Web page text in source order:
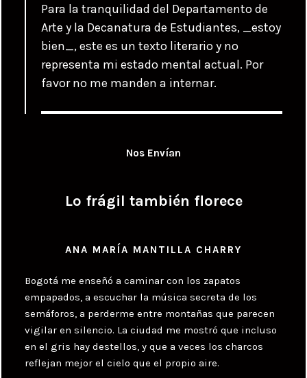
Para la tranquilidad del Departamento de
Arte y la Decanatura de Estudiantes, _estoy
bien_, este es un texto literario y no
representa mi estado mental actual. Por
favor no me manden a internar.
Nos Envían
Lo frágil también florece
ANA MARÍA MANTILLA CHARRY
Bogotá me enseñó a caminar con los zapatos
empapados, a escuchar la música secreta de los
semáforos, a perderme entre montañas que parecen
vigilar en silencio. La ciudad me mostró que incluso
en el gris hay destellos, y que a veces los charcos
reflejan mejor el cielo que el propio aire.